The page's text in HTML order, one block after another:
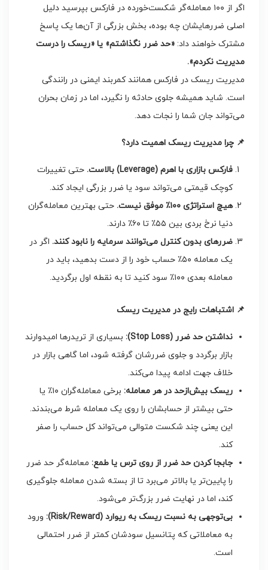
اگر از ۱۰۰ معامله‌گر شکست‌خورده در فارکس بپرسید دلیل
اصلی ضررهایشان چه بوده، بخش بزرگی از آن‌ها یک پاسخ
مشترک خواهند داد: «حد ضرر نگذاشتم» یا «ریسک را درست
مدیریت نکردم».
مدیریت ریسک در فارکس همانند کمربند ایمنی در رانندگی
است. شاید همیشه جلوی حادثه را نگیرد، اما در زمان بحران
می‌تواند جان شما را نجات دهد.
📌 چرا مدیریت ریسک اهمیت دارد؟
فارکس بازاری با اهرم (Leverage) بالاست. حتی تغییرات
کوچک قیمتی می‌تواند سود یا ضرر بزرگی ایجاد کند.
هیچ استراتژی ۱۰۰٪ موفق نیست. حتی بهترین معامله‌گران
دنیا نرخ بردی بین ۵۵٪ تا ۶۰٪ دارند.
ضررهای بدون کنترل می‌توانند سرمایه را نابود کنند. اگر در
یک معامله ۵۰٪ حساب خود را از دست بدهید، باید در
معامله بعدی ۱۰۰٪ سود کنید تا به نقطه اول برگردید.
📌 اشتباهات رایج در مدیریت ریسک
نداشتن حد ضرر (Stop Loss):
بسیاری از تریدرها امیدوارند
بازار برگردد و جلوی ضررشان گرفته شود، اما گاهی بازار در
خلاف جهت ادامه پیدا می‌کند.
ریسک بیش‌ازحد در هر معامله:
برخی معامله‌گران ۱۰٪ یا
حتی بیشتر از حسابشان را روی یک معامله شرط می‌بندند.
این یعنی چند شکست متوالی می‌تواند کل حساب را صفر
کند.
جابجا کردن حد ضرر از روی ترس یا طمع: معامله‌گر حد ضرر
را پایین‌تر یا بالاتر می‌برد تا از بسته شدن معامله جلوگیری
کند، اما در نهایت ضرر بزرگ‌تر می‌شود.
بی‌توجهی به نسبت ریسک به ریوارد (Risk/Reward):
ورود
به معاملاتی که پتانسیل سودشان کمتر از ضرر احتمالی
است.